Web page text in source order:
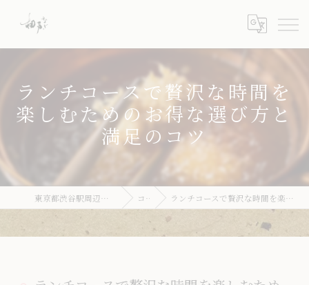
ランチコースで贅沢な時間を
楽しむためのお得な選び方と
満足のコツ
東京都渋谷駅周辺のとんかつならとんかつ 梛 コラム ランチコースで贅沢な時間を楽しむためのお得な選び方と満足のコツ